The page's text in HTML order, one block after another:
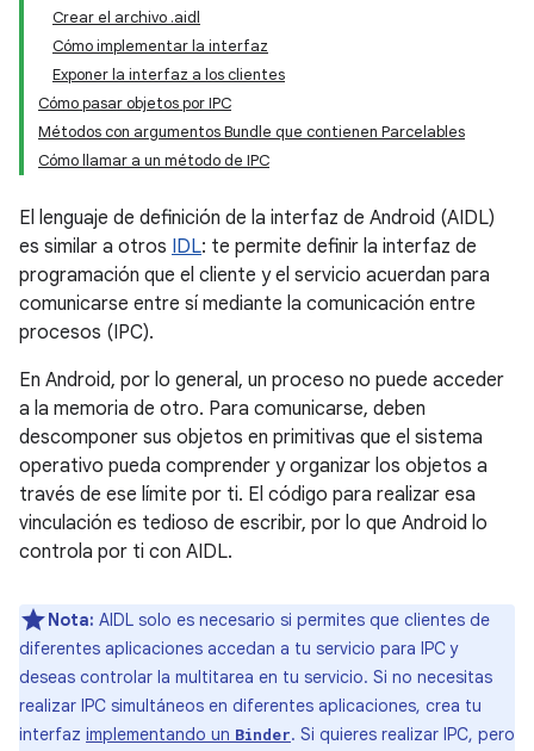
Crear el archivo .aidl
Cómo implementar la interfaz
Exponer la interfaz a los clientes
Cómo pasar objetos por IPC
Métodos con argumentos Bundle que contienen Parcelables
Cómo llamar a un método de IPC
El lenguaje de definición de la interfaz de Android (AIDL)
es similar a otros IDL: te permite definir la interfaz de
programación que el cliente y el servicio acuerdan para
comunicarse entre sí mediante la comunicación entre
procesos (IPC).
En Android, por lo general, un proceso no puede acceder
a la memoria de otro. Para comunicarse, deben
descomponer sus objetos en primitivas que el sistema
operativo pueda comprender y organizar los objetos a
través de ese límite por ti. El código para realizar esa
vinculación es tedioso de escribir, por lo que Android lo
controla por ti con AIDL.
Nota: AIDL solo es necesario si permites que clientes de
diferentes aplicaciones accedan a tu servicio para IPC y
deseas controlar la multitarea en tu servicio. Si no necesitas
realizar IPC simultáneos en diferentes aplicaciones, crea tu
interfaz implementando un Binder. Si quieres realizar IPC, pero